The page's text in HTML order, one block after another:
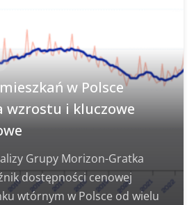
w Polsce
wzrostu i kluczowe
Grupy Morizon-Gratka
dostępności cenowej
wtórnym w Polsce od wielu